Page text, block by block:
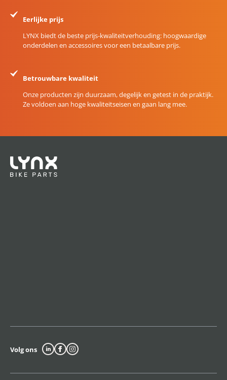
Eerlijke prijs
LYNX biedt de beste prijs-kwaliteitverhouding: hoogwaardige
onderdelen en accessoires voor een betaalbare prijs.
Betrouwbare kwaliteit
Onze producten zijn duurzaam, degelijk en getest in de praktijk.
Ze voldoen aan hoge kwaliteitseisen en gaan lang mee.
Volg ons